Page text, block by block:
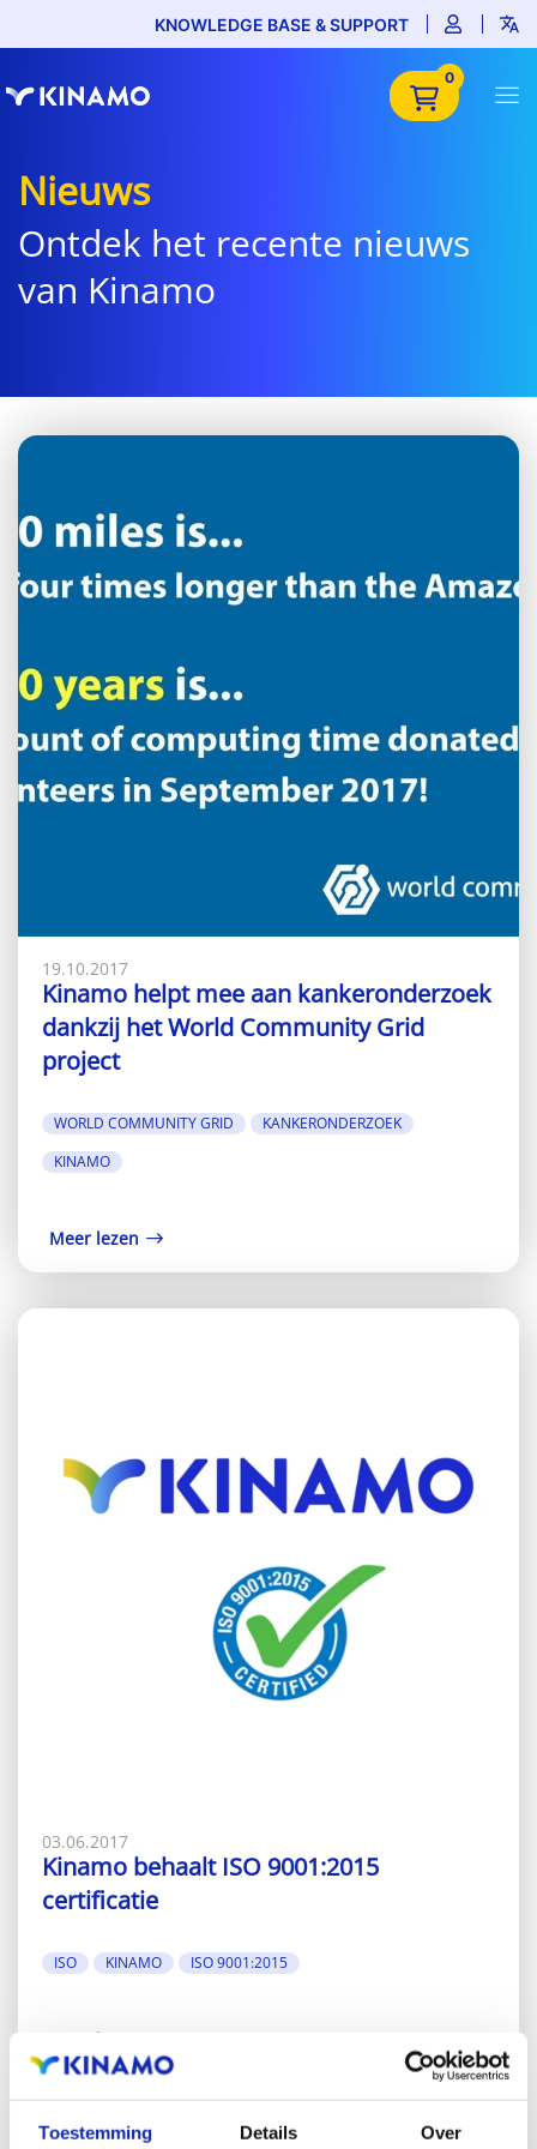
Toestemming Details Over
KNOWLEDGE BASE & SUPPORT
0
Nieuws
Ontdek het recente nieuws
van Kinamo
19.10.2017
Kinamo helpt mee aan kankeronderzoek
dankzij het World Community Grid
project
WORLD COMMUNITY GRID
KANKERONDERZOEK
KINAMO
Meer lezen
03.06.2017
Kinamo behaalt ISO 9001:2015
certificatie
ISO KINAMO ISO 9001:2015
Meer lezen
1 3 7